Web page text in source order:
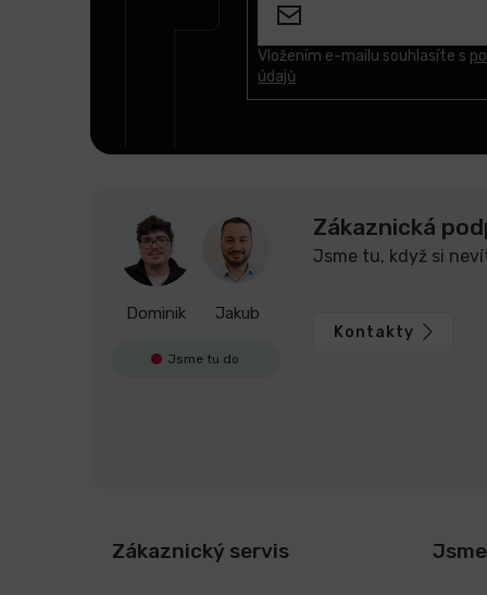
Vložením e-mailu souhlasíte s
údajů
Dominik Jakub
Jsme tu do
Zákaznická
Jsme tu, když si
Kontakty
Zákaznický servis